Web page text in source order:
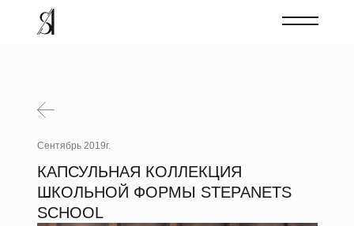
Сентябрь 2019г.
КАПСУЛЬНАЯ КОЛЛЕКЦИЯ
ШКОЛЬНОЙ ФОРМЫ STEPANETS
SCHOOL